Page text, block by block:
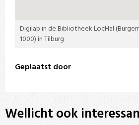
Digilab in de Bibliotheek LocHal
1000) in Tilburg
Geplaatst door
Wellicht ook